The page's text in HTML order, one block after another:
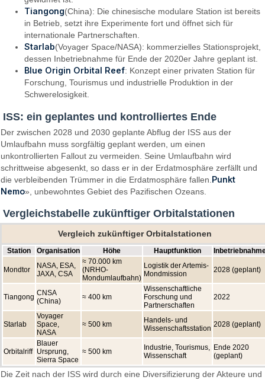
Tiangong(China): Die chinesische modulare Station ist bereits
in Betrieb, setzt ihre Experimente fort und öffnet sich für
internationale Partnerschaften.
Starlab(Voyager Space/NASA): kommerzielles Stationsprojekt,
dessen Inbetriebnahme für Ende der 2020er Jahre geplant ist.
Blue Origin Orbital Reef: Konzept einer privaten Station für
Forschung, Tourismus und industrielle Produktion in der
Schwerelosigkeit.
ISS: ein geplantes und kontrolliertes Ende
Der zwischen 2028 und 2030 geplante Abflug der ISS aus der
Umlaufbahn muss sorgfältig geplant werden, um einen
unkontrollierten Fallout zu vermeiden. Seine Umlaufbahn wird
schrittweise abgesenkt, so dass er in der Erdatmosphäre zerfällt und
die verbleibenden Trümmer in die Erdatmosphäre fallen. Punkt
Nemo», unbewohntes Gebiet des Pazifischen Ozeans.
Vergleichstabelle zukünftiger Orbitalstationen
Vergleich zukünftiger Orbitalstationen
Station Organisation Höhe Hauptfunktion
Mondtor
NASA, ESA,
JAXA, CSA
≈ 70.000 km
(NRHO-
Mondumlaufbahn)
Logistik der Artemis-
Mondmission
2028 (geplant)
Tiangong CNSA
(China)
≈ 400 km
Wissenschaftliche
Forschung und
Partnerschaften
2022
Starlab
Voyager
Space,
NASA
≈ 500 km
Handels- und
Wissenschaftsstation 2028 (geplant)
Orbitalriff
Blauer
Ursprung,
Sierra Space
≈ 500 km
Industrie, Tourismus,
Wissenschaft
Ende 2020
(geplant)
Die Zeit nach der ISS wird durch eine Diversifizierung der Akteure und